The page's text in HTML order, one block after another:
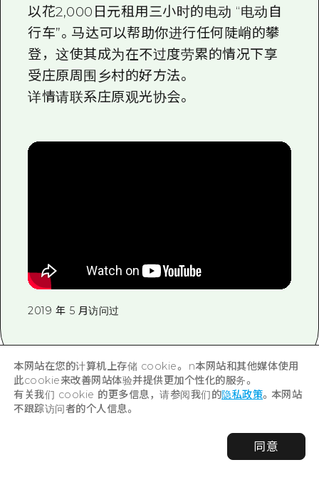
以花2,000日元租用三小时的电动 “电动自
行车”。马达可以帮助你进行任何陡峭的攀
登，这使其成为在不过度劳累的情况下享
受庄原周围乡村的好方法。
详情请联系庄原观光协会。
2019 年 5 月访问过
本网站在您的计算机上存储 cookie。 n本网站和其他媒体使用
此cookie来改善网站体验并提供更加个性化的服务。
有关我们 cookie 的更多信息，请参阅我们的隐私政策。本网站
不跟踪访问者的个人信息。
同意